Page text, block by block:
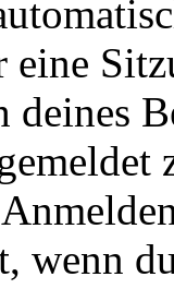
deines
wenn